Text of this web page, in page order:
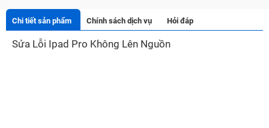
Chi tiết sản phẩm Chính sách dịch vụ Hỏi đáp
Sửa Lỗi Ipad Pro Không Lên Nguồn